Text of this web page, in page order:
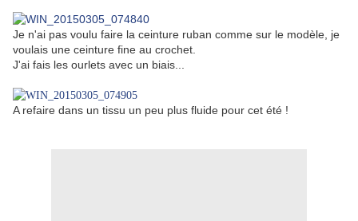
Je n'ai pas voulu faire la ceinture ruban comme sur le modèle, je
voulais une ceinture fine au crochet.
J'ai fais les ourlets avec un biais...
A refaire dans un tissu un peu plus fluide pour cet été !